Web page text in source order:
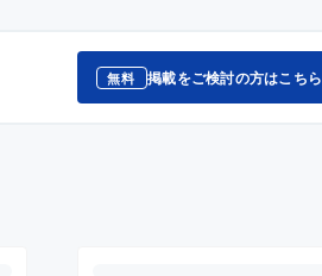
無料 掲載をご検討の方はこちら